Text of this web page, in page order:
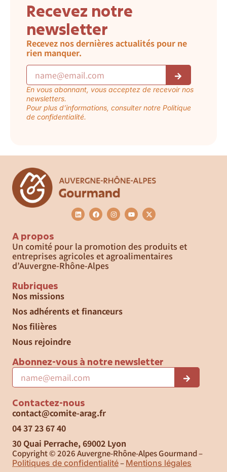
Recevez notre
newsletter
Recevez nos dernières actualités pour ne
rien manquer.
En vous abonnant, vous acceptez de recevoir nos
newsletters.
Pour plus d’informations, consulter notre Politique
de confidentialité.
A propos
Un comité pour la promotion des produits et
entreprises agricoles et agroalimentaires
d’Auvergne-Rhône-Alpes
Rubriques
Nos missions
Nos adhérents et financeurs
Nos filières
Nous rejoindre
Abonnez-vous à notre newsletter
Contactez-nous
contact@comite-arag.fr
04 37 23 67 40
30 Quai Perrache, 69002 Lyon
Copyright © 2026 Auvergne-Rhône-Alpes Gourmand –
Politiques de confidentialité– Mentions légales